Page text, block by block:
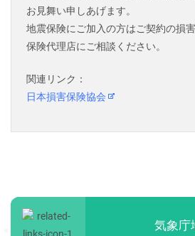
お見舞い申しあげます。
地震保険にご加入の方はご契約の損
保険代理店にご相談ください。
関連リンク：
日本損害保険協会
気象庁